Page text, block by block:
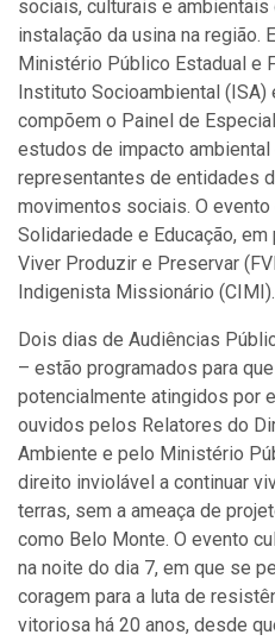
sociais, culturais e
instalação da usina na região.
Ministério Público Estadual e
Instituto Socioambiental
compõem o Painel de
estudos de impacto
representantes de entidades
movimentos sociais. O
Solidariedade e Educação, em
Viver Produzir e Preservar
Indigenista Missionário (CIMI).
Dois dias de Audiências
– estão programados para
potencialmente atingidos por
ouvidos pelos Relatores do
Ambiente e pelo Ministério
direito inviolável a continuar
terras, sem a ameaça de
como Belo Monte. O evento
na noite do dia 7, em que se
coragem para a luta de
vitoriosa há 20 anos, desde